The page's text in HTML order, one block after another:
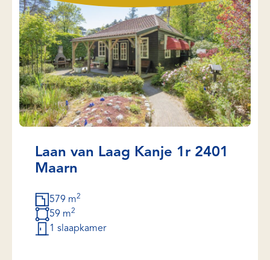
Laan van Laag Kanje 1r 2401
Maarn
579 m2
59 m2
1 slaapkamer